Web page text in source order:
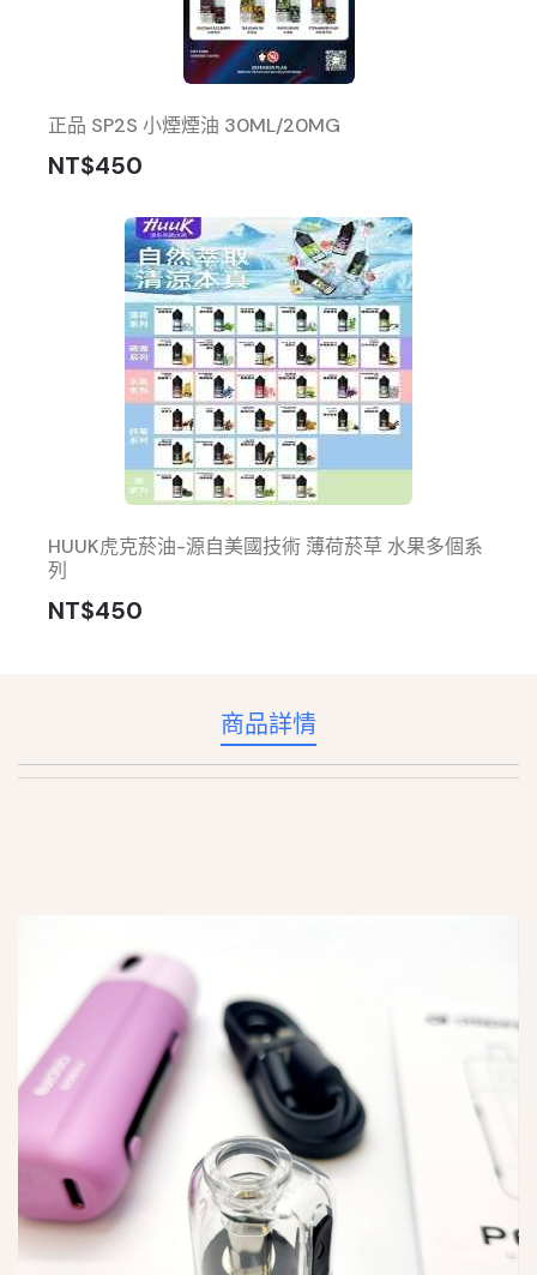
正品 SP2S 小煙煙油 30ML/20MG
NT$450
HUUK虎克菸油-源自美國技術 薄荷菸草 水果多個系
列
NT$450
商品詳情